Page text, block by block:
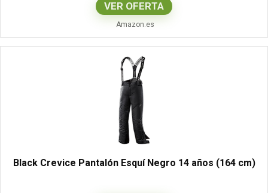
VER OFERTA
Amazon.es
Black Crevice Pantalón Esquí Negro 14 años (164 cm)